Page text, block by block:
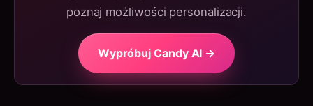
poznaj możliwości personalizacji.
Wypróbuj Candy AI →